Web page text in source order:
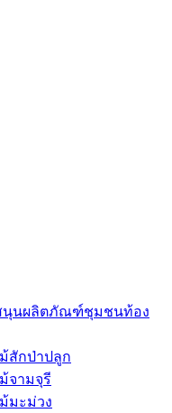
สนุนผลิตภัณฑ์ชุมชนท้อง
สักป่าปลูก
จามจุรี
มะม่วง